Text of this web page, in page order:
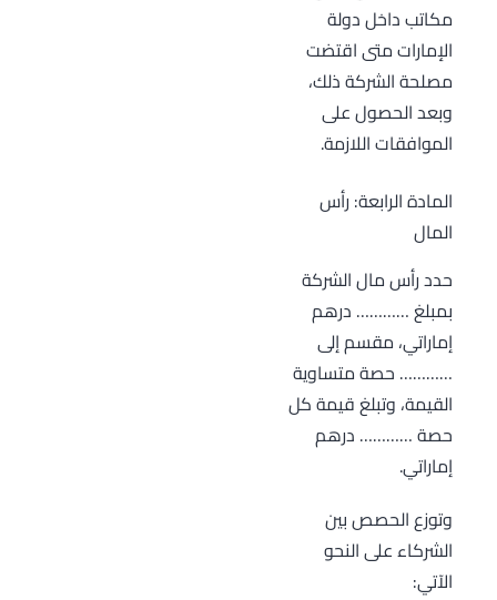
مكاتب داخل دولة
الإمارات متى اقتضت
مصلحة الشركة ذلك،
وبعد الحصول على
الموافقات اللازمة.
المادة الرابعة: رأس
المال
حدد رأس مال الشركة
بمبلغ ………… درهم
إماراتي، مقسم إلى
………… حصة متساوية
القيمة، وتبلغ قيمة كل
حصة ………… درهم
إماراتي.
وتوزع الحصص بين
الشركاء على النحو
الآتي: